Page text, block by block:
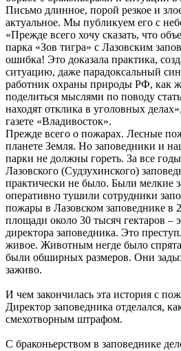
Письмо длинное, порой резкое и
актуальное. Мы публикуем его с
«Прежде всего хочу сказать, что
парка «Зов тигра» с Лазовским
ошибка! Это доказала практика,
ситуацию, даже парадоксальный
работник охраны природы РФ, как
поделиться мыслями по поводу
находят отклика в уголовных
газете «Владивосток».
Прежде всего о пожарах. Лесные
планете Земля. Но заповедники и
парки не должны гореть. За все
Лазовского (Судзухинского)
практически не было. Были мелкие
оперативно тушили сотрудники
пожары в Лазовском заповеднике в
площади около 30 тысяч гектаров –
директора заповедника. Это
живое. Животным негде было
были обширных размеров. Они
заживо.
И чем закончилась эта история с
Директор заповедника отделался,
смехотворным штрафом.
С браконьерством в заповеднике